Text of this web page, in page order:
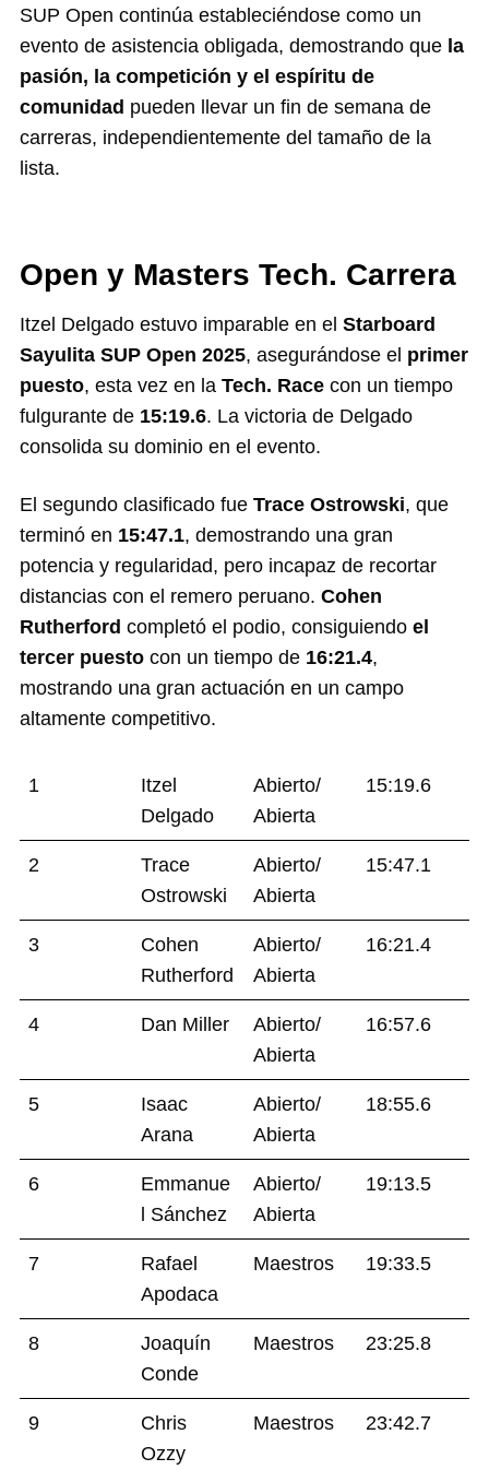
SUP Open continúa estableciéndose como un
evento de asistencia obligada, demostrando que la
pasión, la competición y el espíritu de
comunidad pueden llevar un fin de semana de
carreras, independientemente del tamaño de la
lista.
Open y Masters Tech. Carrera
Itzel Delgado estuvo imparable en el Starboard
Sayulita SUP Open 2025, asegurándose el primer
puesto, esta vez en la Tech. Racecon un tiempo
fulgurante de 15:19.6. La victoria de Delgado
consolida su dominio en el evento.
El segundo clasificado fue Trace Ostrowski, que
terminó en 15:47.1, demostrando una gran
potencia y regularidad, pero incapaz de recortar
distancias con el remero peruano. Cohen
Rutherford completó el podio, consiguiendo el
tercer puestocon un tiempo de 16:21.4,
mostrando una gran actuación en un campo
altamente competitivo.
1
Itzel
Delgado
Abierto/
Abierta
15:19.6
2
Trace
Ostrowski
Abierto/
Abierta
15:47.1
3
Cohen
Rutherford
Abierto/
Abierta
16:21.4
4 Dan Miller
Abierto/
Abierta
16:57.6
5
Isaac
Arana
Abierto/
Abierta
18:55.6
6
Emmanue
l Sánchez
Abierto/
Abierta
19:13.5
7
Rafael
Apodaca
Maestros 19:33.5
8
Joaquín
Conde
Maestros 23:25.8
9
Chris
Ozzy
Maestros 23:42.7